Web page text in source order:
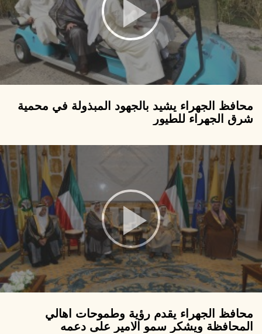
محافظ الجهراء يشيد بالجهود المبذولة في محمية
شرق الجهراء للطيور
محافظ الجهراء يقدم رؤية وطموحات اهالي
المحافظة ويشكر سمو الامير على دعمه